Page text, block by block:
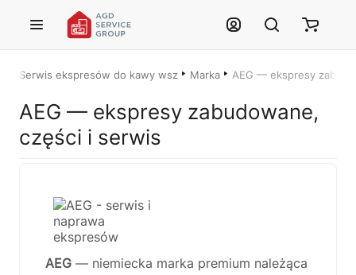
Przejdź do treści głównej
Serwis ekspresów do kawy wszystkich marek – Łódź i cała Polska
Marka AEG — ekspresy
AEG — ekspresy zabudowane,
części i serwis
AEG — niemiecka marka premium należąca
Justyna — konsultant AI
AGD Group • eksperci od ekspresów
Cześć! Jestem Justyna
Pomogę Ci z ekspresem do kawy — sprawdzenie, naprawa, części
zamienne lub złożenie zamówienia.